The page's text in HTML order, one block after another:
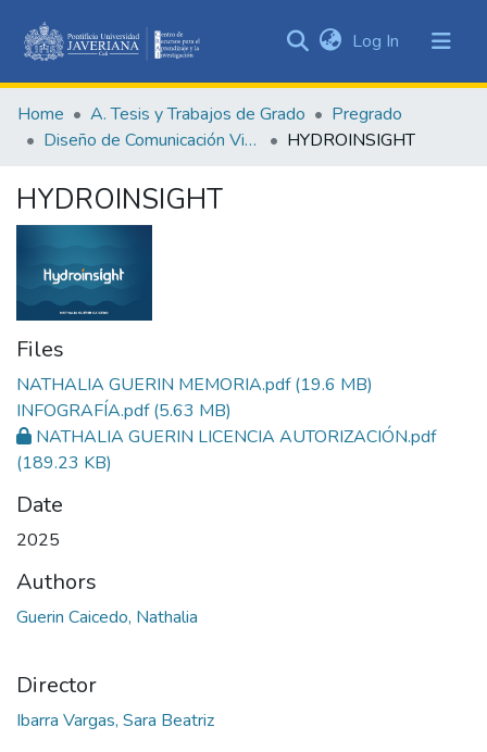
&
Collections
Log In (current)
Home A. Tesis y Trabajos de Grado
Pregrado
Diseño de Comunicación Visual
HYDROINSIGHT
HYDROINSIGHT
Files
NATHALIA GUERIN MEMORIA.pdf(19.6 MB)
INFOGRAFÍA.pdf(5.63 MB)
NATHALIA GUERIN LICENCIA AUTORIZACIÓN.pdf
(189.23 KB)
Date
2025
Authors
Guerin Caicedo, Nathalia
Director
Ibarra Vargas, Sara Beatriz